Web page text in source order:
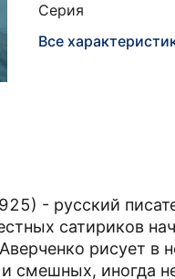
Серия
Все
- русский
сатириков
рисует в
смешных, иногда